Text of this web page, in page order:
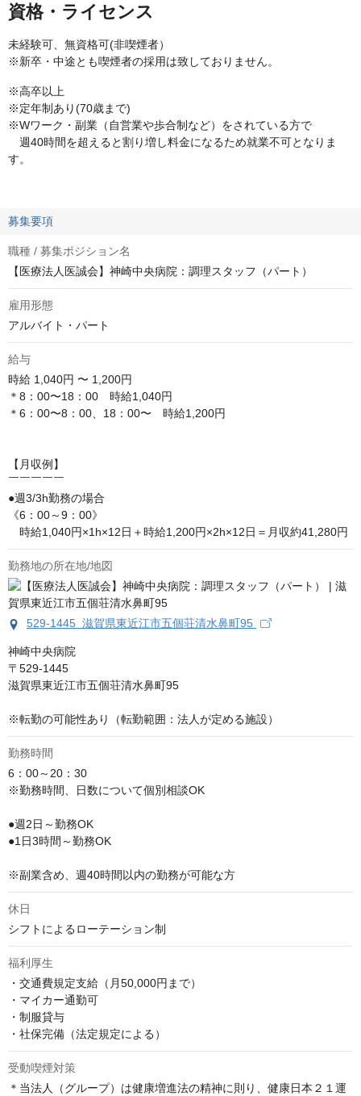
資格・ライセンス
未経験可、無資格可(非喫煙者）
※新卒・中途とも喫煙者の採用は致しておりません。
※高卒以上
※定年制あり(70歳まで)
※Wワーク・副業（自営業や歩合制など）をされている方で
週40時間を超えると割り増し料金になるため就業不可となりま
す。
募集要項
職種 / 募集ポジション名
【医療法人医誠会】神崎中央病院：調理スタッフ（パート）
雇用形態
アルバイト・パート
給与
時給 1,040円 〜 1,200円
＊8：00〜18：00　時給1,040円
＊6：00〜8：00、18：00〜　時給1,200円
【月収例】
￣￣￣￣￣
●週3/3h勤務の場合
《6：00～9：00》
時給1,040円×1h×12日＋時給1,200円×2h×12日＝月収約41,280円
勤務地の所在地/地図
529-1445 滋賀県東近江市五個荘清水鼻町95
神崎中央病院
〒529-1445
滋賀県東近江市五個荘清水鼻町95
※転勤の可能性あり（転勤範囲：法人が定める施設）
勤務時間
6：00～20：30
※勤務時間、日数について個別相談OK
●週2日～勤務OK
●1日3時間～勤務OK
※副業含め、週40時間以内の勤務が可能な方
休日
シフトによるローテーション制
福利厚生
・交通費規定支給（月50,000円まで）
・マイカー通勤可
・制服貸与
・社保完備（法定規定による）
受動喫煙対策
＊当法人（グループ）は健康増進法の精神に則り、健康日本２１運